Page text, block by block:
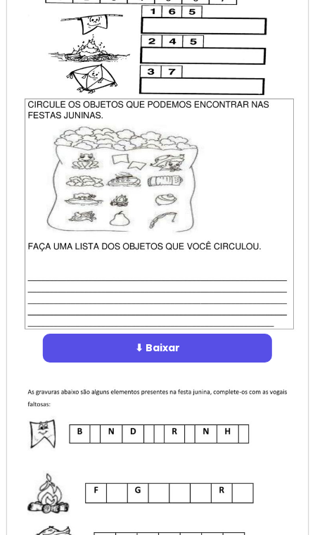
⬇ Baixar